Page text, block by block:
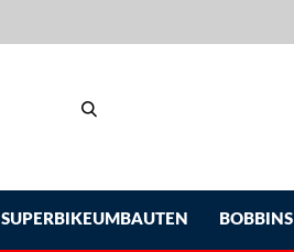
SUPERBIKEUMBAUTEN BOBBINS